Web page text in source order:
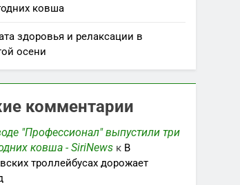
ковша
здоровья и релаксации в
осени
комментарии
"Профессионал" выпустили три
ковша - SiriNews к В
троллейбусах дорожает